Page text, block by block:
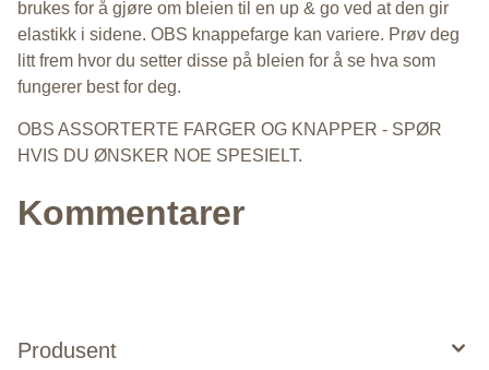
brukes for å gjøre om bleien til en up & go ved at den gir
elastikk i sidene. OBS knappefarge kan variere. Prøv deg
litt frem hvor du setter disse på bleien for å se hva som
fungerer best for deg.
OBS ASSORTERTE FARGER OG KNAPPER - SPØR
HVIS DU ØNSKER NOE SPESIELT.
Kommentarer
Produsent